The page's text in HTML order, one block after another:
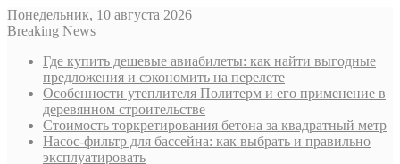
Понедельник, 10 августа 2026
Breaking News
Где купить дешевые авиабилеты: как найти выгодные
предложения и сэкономить на перелете
Особенности утеплителя Политерм и его применение в
деревянном строительстве
Стоимость торкретирования бетона за квадратный метр
Насос-фильтр для бассейна: как выбрать и правильно
эксплуатировать